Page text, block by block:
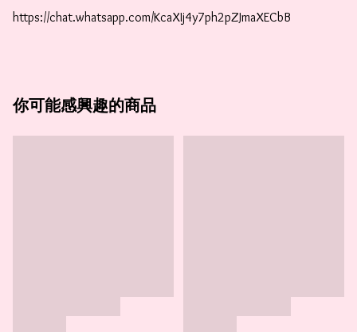
https://chat.whatsapp.com/KcaXIj4y7ph2pZJmaXECbB
你可能感興趣的商品